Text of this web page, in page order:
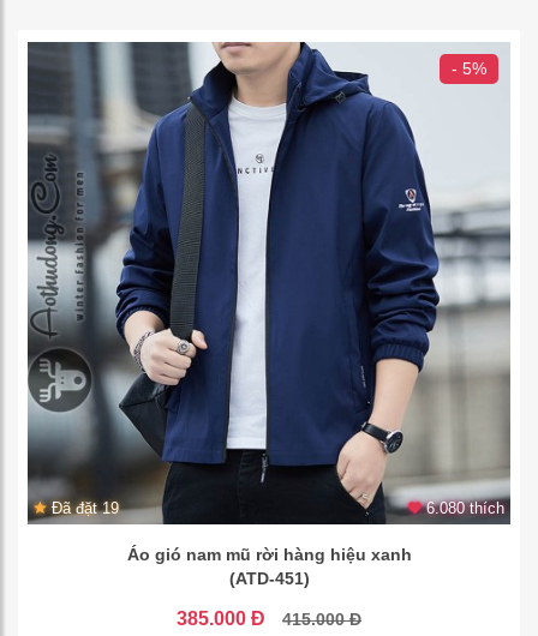
- 5%
Đã đặt 19 6.080 thích
Áo gió nam mũ rời hàng hiệu xanh
(ATD-451)
385.000 Đ 415.000 Đ